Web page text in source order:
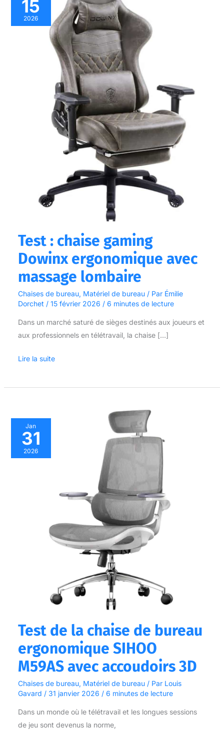
15
2026
Test : chaise gaming
Dowinx ergonomique avec
massage lombaire
Chaises de bureau, Matériel de bureau/ Par Émilie
Dorchet / 15 février 2026 / 6 minutes de lecture
Dans un marché saturé de sièges destinés aux joueurs et
aux professionnels en télétravail, la chaise […]
chaise
ergonomique
Lire la suite
Jan
31
2026
Test de la chaise de bureau
ergonomique SIHOO
M59AS avec accoudoirs 3D
Chaises de bureau, Matériel de bureau/ Par Louis
Gavard / 31 janvier 2026 / 6 minutes de lecture
Dans un monde où le télétravail et les longues sessions
de jeu sont devenus la norme,
Test
de